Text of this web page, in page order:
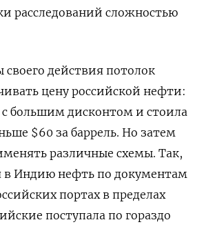
расследований сложностью
действия потолок
цену российской нефти:
с большим дисконтом и стоила
$60 за баррель. Но затем
различные схемы. Так,
в Индию нефть по документам
портах в пределах
поступала по гораздо